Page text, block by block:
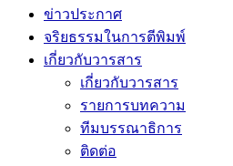
ข่าวประกาศ
จริยธรรมในการตีพิมพ์
เกี่ยวกับวารสาร
เกี่ยวกับวารสาร
รายการบทความ
ทีมบรรณาธิการ
ติดต่อ